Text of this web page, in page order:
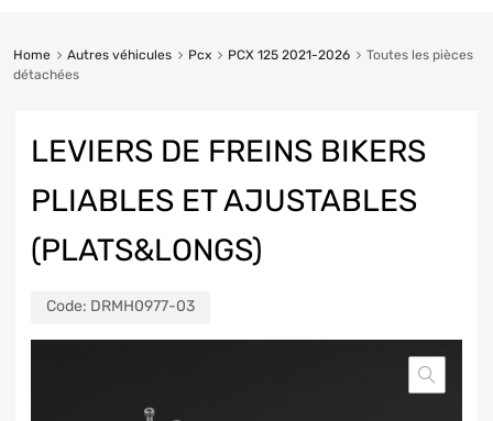
Home Autres véhicules Pcx PCX 125 2021-2026
Toutes les pièces
détachées
LEVIERS DE FREINS BIKERS
PLIABLES ET AJUSTABLES
(PLATS&LONGS)
Code: DRMH0977-03